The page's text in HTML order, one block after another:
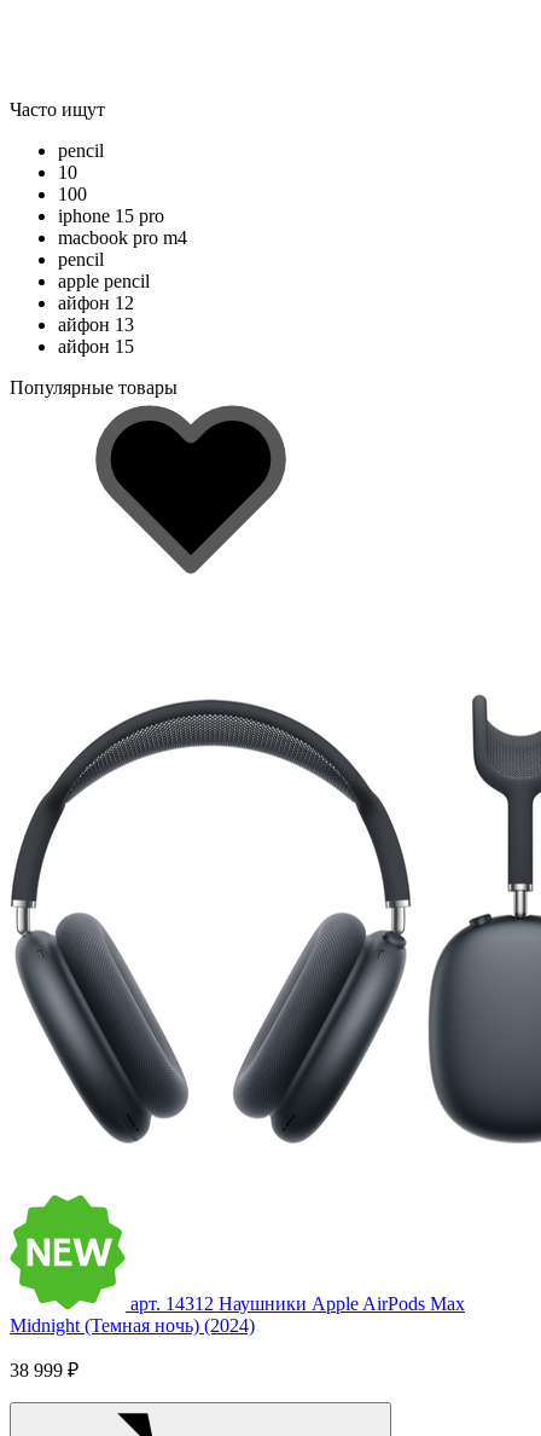
Часто ищут
pencil
10
100
iphone 15 pro
macbook pro m4
pencil
apple pencil
айфон 12
айфон 13
айфон 15
Популярные товары
арт. 14312 Наушники Apple AirPods Max
Midnight (Темная ночь) (2024)
38 999 ₽